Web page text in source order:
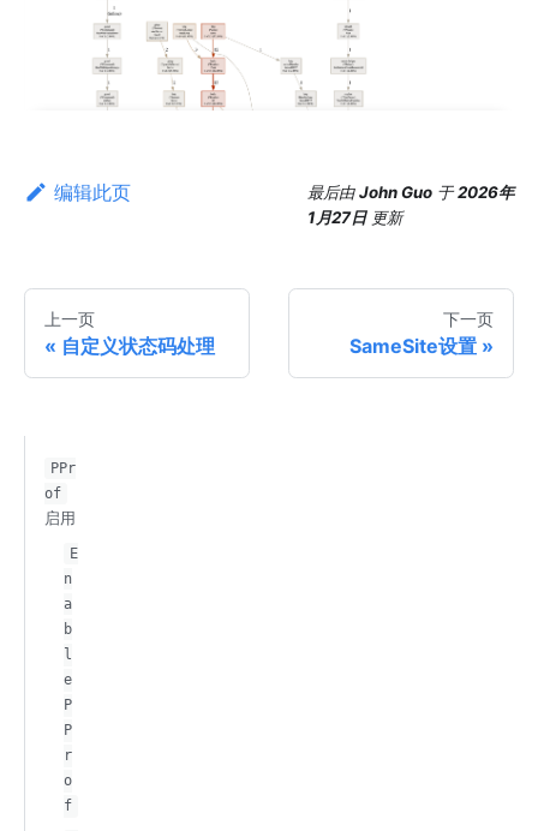
编辑此页 最后由John Guo 于2026年
1月27日 更新
上一页
自定义状态码处理
下一页
SameSite设置
PPr
of
启用
E
n
a
b
l
e
P
P
r
o
f